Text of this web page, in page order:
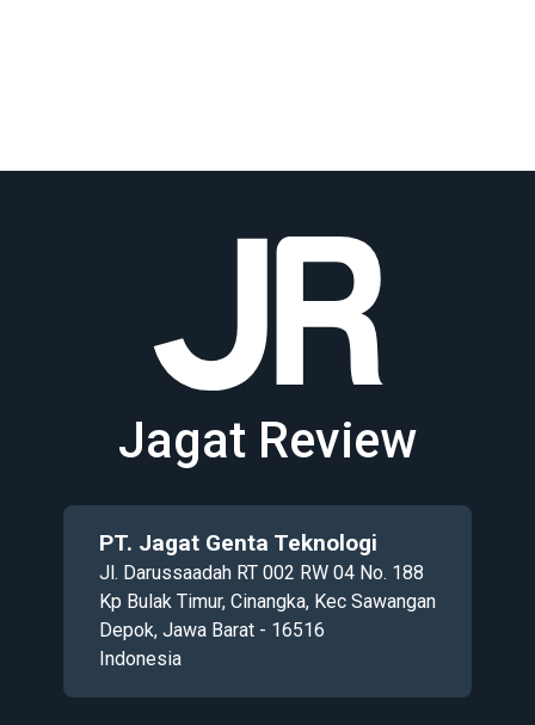
Jagat Review
PT. Jagat Genta Teknologi
Jl. Darussaadah RT 002 RW 04 No. 188
Kp Bulak Timur, Cinangka, Kec Sawangan
Depok, Jawa Barat - 16516
Indonesia